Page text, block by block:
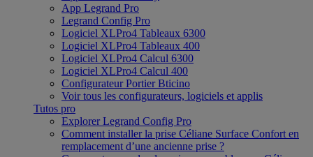
App Legrand Pro
Legrand Config Pro
Logiciel XLPro4 Tableaux 6300
Logiciel XLPro4 Tableaux 400
Logiciel XLPro4 Calcul 6300
Logiciel XLPro4 Calcul 400
Configurateur Portier Bticino
Voir tous les configurateurs, logiciels et applis
Tutos pro
Explorer Legrand Config Pro
Comment installer la prise Céliane Surface Confort en
remplacement d’une ancienne prise ?